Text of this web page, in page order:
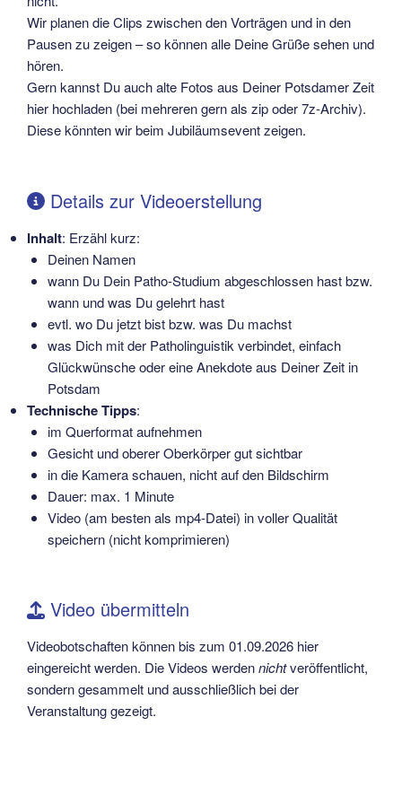
Wir planen die Clips zwischen den Vorträgen und in den
Pausen zu zeigen – so können alle Deine Grüße sehen und
hören.
Gern kannst Du auch alte Fotos aus Deiner Potsdamer Zeit
hier hochladen (bei mehreren gern als zip oder 7z-Archiv).
Diese könnten wir beim Jubiläumsevent zeigen.
Details zur Videoerstellung
Inhalt: Erzähl kurz:
Deinen Namen
wann Du Dein Patho-Studium abgeschlossen hast bzw.
wann und was Du gelehrt hast
evtl. wo Du jetzt bist bzw. was Du machst
was Dich mit der Patholinguistik verbindet, einfach
Glückwünsche oder eine Anekdote aus Deiner Zeit in
Potsdam
Technische Tipps:
im Querformat aufnehmen
Gesicht und oberer Oberkörper gut sichtbar
in die Kamera schauen, nicht auf den Bildschirm
Dauer: max. 1 Minute
Video (am besten als mp4-Datei) in voller Qualität
speichern (nicht komprimieren)
Video übermitteln
Videobotschaften können bis zum 01.09.2026 hier
eingereicht werden. Die Videos werdennichtveröffentlicht,
sondern gesammelt und ausschließlich bei der
Veranstaltung gezeigt.